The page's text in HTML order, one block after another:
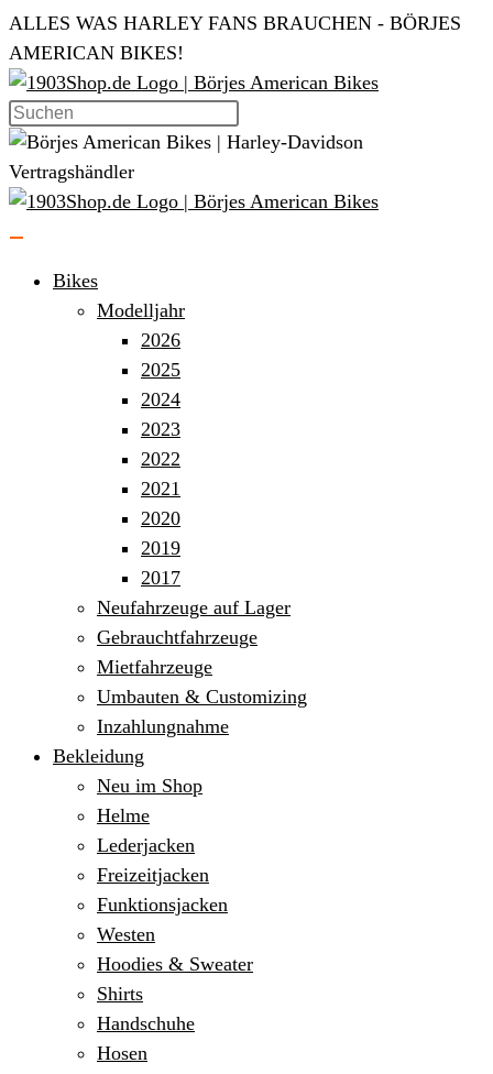
Zum
Inhalt
springen
ALLES WAS HARLEY FANS BRAUCHEN - BÖRJES
AMERICAN BIKES!
Bikes
Modelljahr
2026
2025
2024
2023
2022
2021
2020
2019
2017
Neufahrzeuge auf Lager
Gebrauchtfahrzeuge
Mietfahrzeuge
Umbauten & Customizing
Inzahlungnahme
Bekleidung
Neu im Shop
Helme
Lederjacken
Freizeitjacken
Funktionsjacken
Westen
Hoodies & Sweater
Shirts
Handschuhe
Hosen